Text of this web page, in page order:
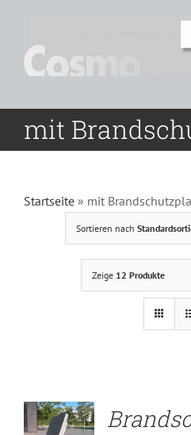
springen
mit
Startseite » mit
Sortieren nach
Zeige 12 Produkte